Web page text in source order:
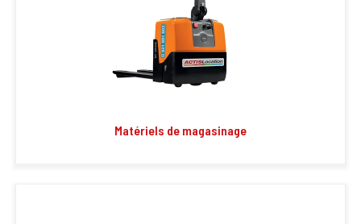
Matériels de magasinage